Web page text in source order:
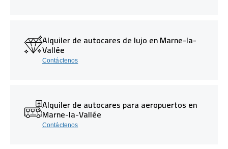
Alquiler de autocares de lujo en Marne-la-
Vallée
Contáctenos
Alquiler de autocares para aeropuertos en
Marne-la-Vallée
Contáctenos